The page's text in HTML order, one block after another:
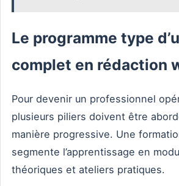
Le programme type
complet en rédaction
Pour devenir un professionnel
plusieurs piliers doivent être
manière progressive. Une
segmente l’apprentissage en
théoriques et ateliers pratiques.